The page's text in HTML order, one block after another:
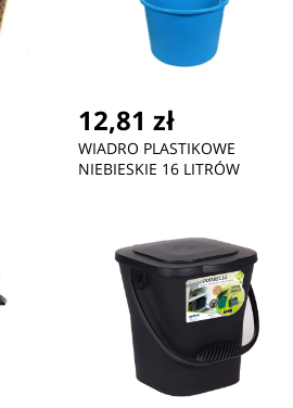
12,81 zł
WIADRO PLASTIKOWE
NIEBIESKIE 16 LITRÓW